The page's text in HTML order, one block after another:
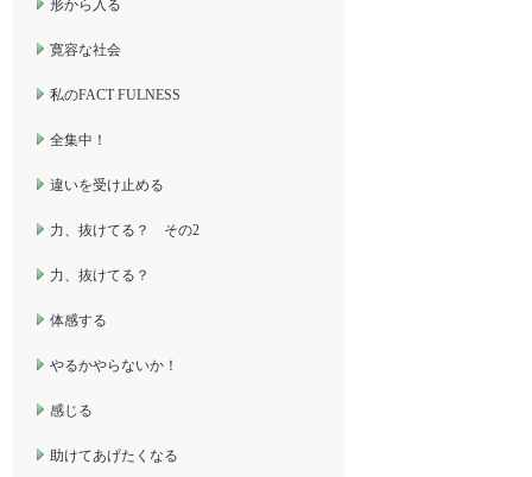
形から入る
寛容な社会
私のFACT FULNESS
全集中！
違いを受け止める
力、抜けてる？ その2
力、抜けてる？
体感する
やるかやらないか！
感じる
助けてあげたくなる